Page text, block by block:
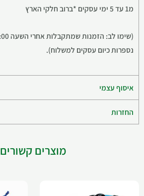
מ1 עד 5 ימי עסקים *ברוב חלקי הארץ
נספרות כיום עסקים למשלוח).
איסוף עצמי
החזרות
מוצרים קשורים